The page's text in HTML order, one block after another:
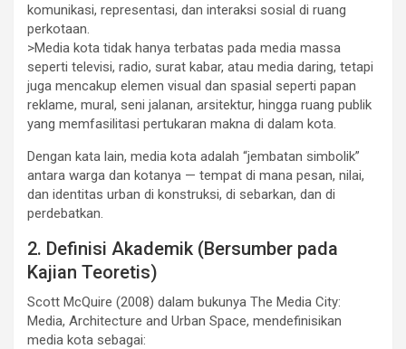
komunikasi, representasi, dan interaksi sosial di ruang
perkotaan.
>Media kota tidak hanya terbatas pada media massa
seperti televisi, radio, surat kabar, atau media daring, tetapi
juga mencakup elemen visual dan spasial seperti papan
reklame, mural, seni jalanan, arsitektur, hingga ruang publik
yang memfasilitasi pertukaran makna di dalam kota.
Dengan kata lain, media kota adalah “jembatan simbolik”
antara warga dan kotanya — tempat di mana pesan, nilai,
dan identitas urban di konstruksi, di sebarkan, dan di
perdebatkan.
2. Definisi Akademik (Bersumber pada
Kajian Teoretis)
Scott McQuire (2008) dalam bukunya The Media City:
Media, Architecture and Urban Space, mendefinisikan
media kota sebagai: